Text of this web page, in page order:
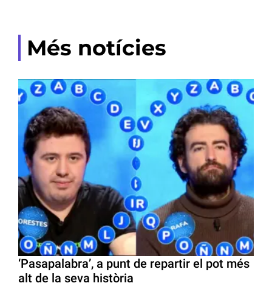
Més notícies
‘Pasapalabra’, a punt de repartir el pot més
alt de la seva història